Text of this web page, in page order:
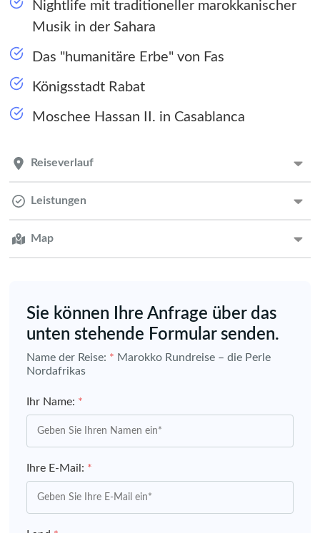
Reiseverlauf
Leistungen
Map
Nightlife mit traditioneller marokkanischer
Musik in der Sahara
Das "humanitäre Erbe" von Fas
Königsstadt Rabat
Moschee Hassan II. in Casablanca
Sie können Ihre Anfrage über das
unten stehende Formular senden.
Name der Reise: * Marokko Rundreise – die Perle
Nordafrikas
Ihr Name: *
Ihre E-Mail: *